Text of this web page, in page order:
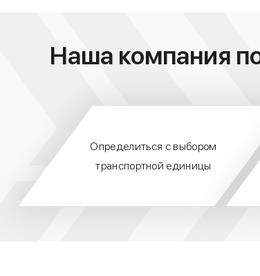
Наша компания
Определиться с выбором
транспортной единицы